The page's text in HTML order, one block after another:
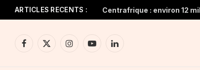
ARTICLES RECENTS :
Facebook
X
InstagramYouTubeLinkedIn